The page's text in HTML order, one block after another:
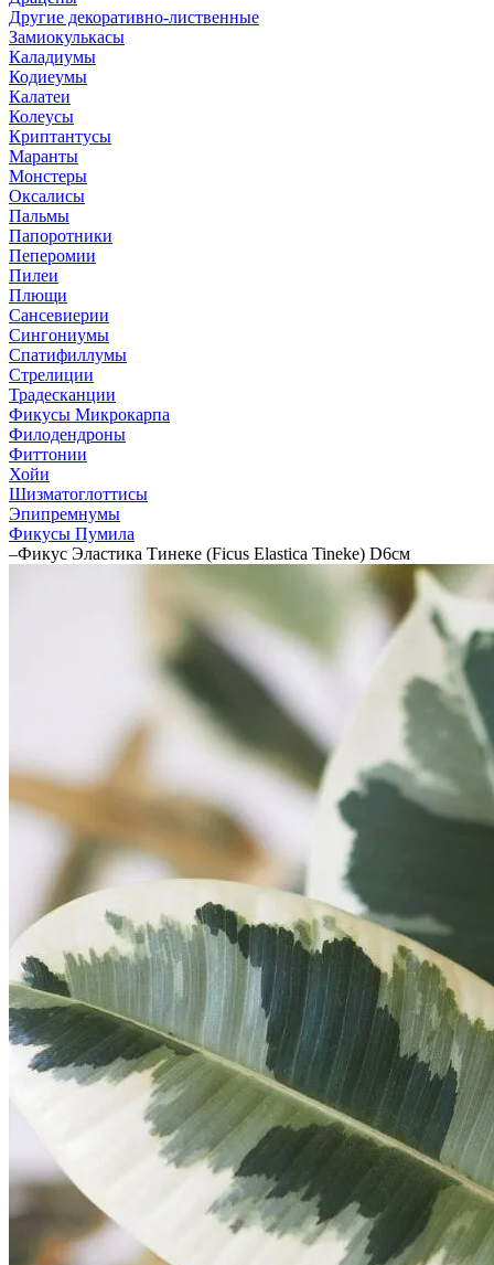
Другие декоративно-лиственные
Замиокулькасы
Каладиумы
Кодиеумы
Калатеи
Колеусы
Криптантусы
Маранты
Монстеры
Оксалисы
Пальмы
Папоротники
Пеперомии
Пилеи
Плющи
Сансевиерии
Сингониумы
Спатифиллумы
Стрелиции
Традесканции
Фикусы Микрокарпа
Филодендроны
Фиттонии
Хойи
Шизматоглоттисы
Эпипремнумы
Фикусы Пумила
–Фикус Эластика Тинеке (Ficus Elastica Tineke) D6см